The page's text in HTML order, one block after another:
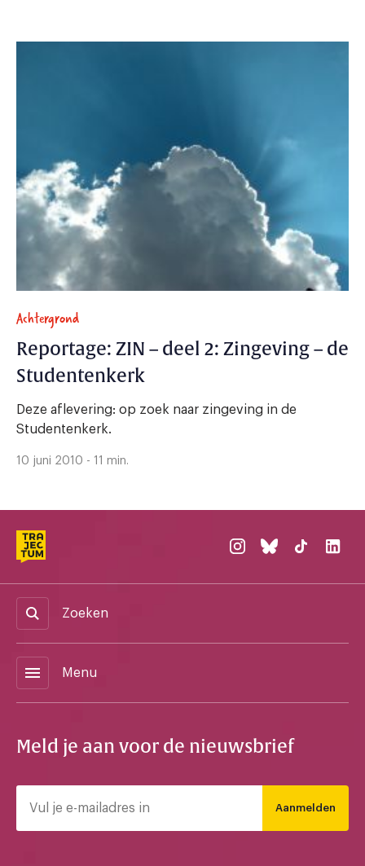
Achtergrond
Reportage: ZIN – deel 2: Zingeving – de
Studentenkerk
Deze aflevering: op zoek naar zingeving in de
Studentenkerk.
10 juni 2010 - 11 min.
Zoeken
menu Menu
Meld je aan voor de nieuwsbrief
Aanmelden